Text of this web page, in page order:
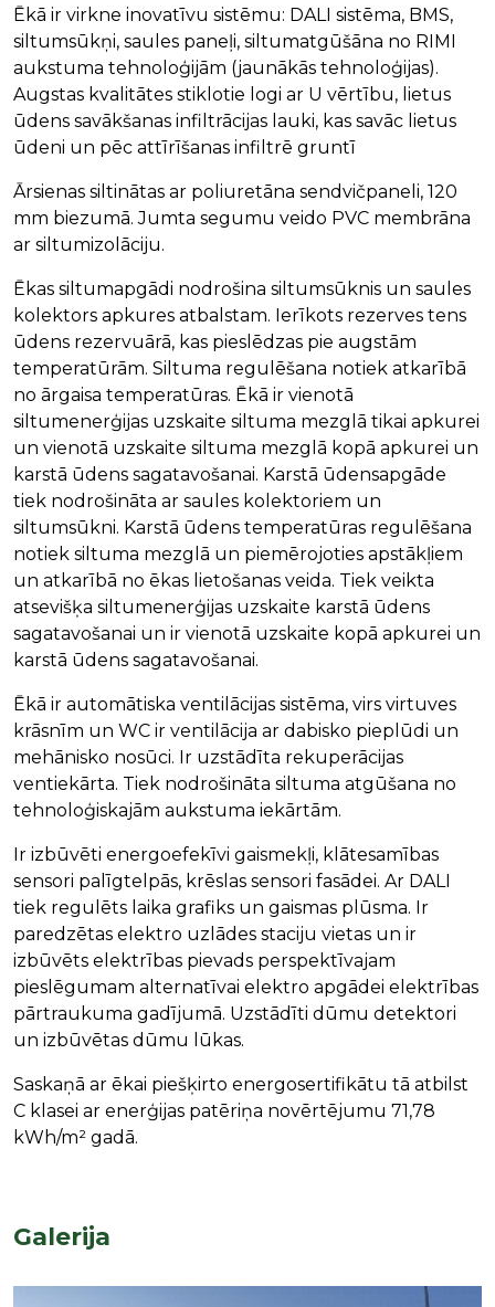
Ēkā ir virkne inovatīvu sistēmu: DALI sistēma, BMS,
siltumsūkņi, saules paneļi, siltumatgūšāna no RIMI
aukstuma tehnoloģijām (jaunākās tehnoloģijas).
Augstas kvalitātes stiklotie logi ar U vērtību, lietus
ūdens savākšanas infiltrācijas lauki, kas savāc lietus
ūdeni un pēc attīrīšanas infiltrē gruntī
Ārsienas siltinātas ar poliuretāna sendvičpaneli, 120
mm biezumā. Jumta segumu veido PVC membrāna
ar siltumizolāciju.
Ēkas siltumapgādi nodrošina siltumsūknis un saules
kolektors apkures atbalstam. Ierīkots rezerves tens
ūdens rezervuārā, kas pieslēdzas pie augstām
temperatūrām. Siltuma regulēšana notiek atkarībā
no ārgaisa temperatūras. Ēkā ir vienotā
siltumenerģijas uzskaite siltuma mezglā tikai apkurei
un vienotā uzskaite siltuma mezglā kopā apkurei un
karstā ūdens sagatavošanai. Karstā ūdensapgāde
tiek nodrošināta ar saules kolektoriem un
siltumsūkni. Karstā ūdens temperatūras regulēšana
notiek siltuma mezglā un piemērojoties apstākļiem
un atkarībā no ēkas lietošanas veida. Tiek veikta
atsevišķa siltumenerģijas uzskaite karstā ūdens
sagatavošanai un ir vienotā uzskaite kopā apkurei un
karstā ūdens sagatavošanai.
Ēkā ir automātiska ventilācijas sistēma, virs virtuves
krāsnīm un WC ir ventilācija ar dabisko pieplūdi un
mehānisko nosūci. Ir uzstādīta rekuperācijas
ventiekārta. Tiek nodrošināta siltuma atgūšana no
tehnoloģiskajām aukstuma iekārtām.
Ir izbūvēti energoefekīvi gaismekļi, klātesamības
sensori palīgtelpās, krēslas sensori fasādei. Ar DALI
tiek regulēts laika grafiks un gaismas plūsma. Ir
paredzētas elektro uzlādes staciju vietas un ir
izbūvēts elektrības pievads perspektīvajam
pieslēgumam alternatīvai elektro apgādei elektrības
pārtraukuma gadījumā. Uzstādīti dūmu detektori
un izbūvētas dūmu lūkas.
Saskaņā ar ēkai piešķirto energosertifikātu tā atbilst
C klasei ar enerģijas patēriņa novērtējumu 71,78
kWh/m² gadā.
Galerija